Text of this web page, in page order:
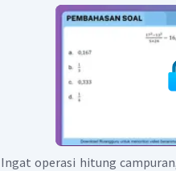
Ingat operasi hitung